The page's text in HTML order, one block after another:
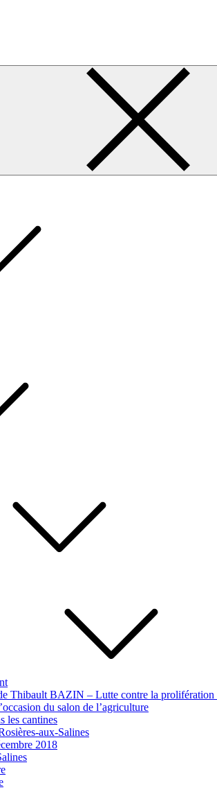
Thibault BAZIN – Lutte contre la prolifération
du salon de l’agriculture
les cantines
aux-Salines
2018